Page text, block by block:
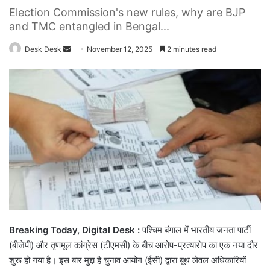
Election Commission's new rules, why are BJP
and TMC entangled in Bengal...
Desk Desk
Send
email
November 12, 2025 2 minutes read
Breaking Today, Digital Desk :पश्चिम बंगाल में भारतीय जनता पार्टी
(बीजेपी) और तृणमूल कांग्रेस (टीएमसी) के बीच आरोप-प्रत्यारोप का एक नया दौर
शुरू हो गया है। इस बार मुद्दा है चुनाव आयोग (ईसी) द्वारा बूथ लेवल अधिकारियों